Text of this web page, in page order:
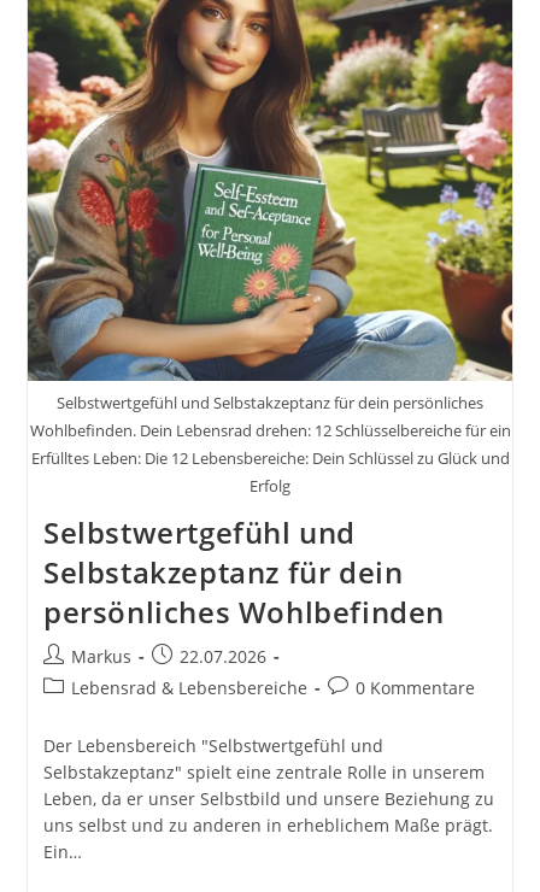
Von
Werner
Buchberger
Selbstwertgefühl und Selbstakzeptanz für dein persönliches
Wohlbefinden. Dein Lebensrad drehen: 12 Schlüsselbereiche für ein
Erfülltes Leben: Die 12 Lebensbereiche: Dein Schlüssel zu Glück und
Erfolg
Selbstwertgefühl und
Selbstakzeptanz für dein
persönliches Wohlbefinden
Beitrags-
Autor:
Markus
Beitrag
veröffentlicht:
22.07.2026
Beitrags-
Lebensrad & Lebensbereiche
Beitrags-
0 Kommentare
Der Lebensbereich "Selbstwertgefühl und
Selbstakzeptanz" spielt eine zentrale Rolle in unserem
Leben, da er unser Selbstbild und unsere Beziehung zu
uns selbst und zu anderen in erheblichem Maße prägt.
Ein…